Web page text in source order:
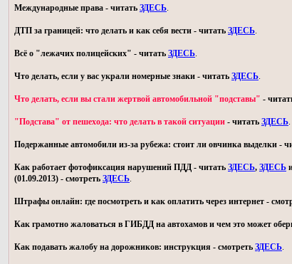
Международные права - читать ЗДЕСЬ.
ДТП за границей: что делать и как себя вести - читать ЗДЕСЬ.
Всё о "лежачих полицейских" - читать ЗДЕСЬ.
Что делать, если у вас украли номерные знаки - читать ЗДЕСЬ.
Что делать, если вы стали жертвой автомобильной "подставы" -
"Подстава" от пешехода: что делать в такой ситуации - читать ЗДЕСЬ.
Подержанные автомобили из-за рубежа: стоит ли овчинка выделки -
Как работает фотофиксация нарушений ПДД - читать ЗДЕСЬ, ЗДЕСЬ
(01.09.2013) - смотреть ЗДЕСЬ.
Штрафы онлайн: где посмотреть и как оплатить через интернет -
Как грамотно жаловаться в ГИБДД на автохамов и чем это может
Как подавать жалобу на дорожников: инструкция - смотреть ЗДЕСЬ.